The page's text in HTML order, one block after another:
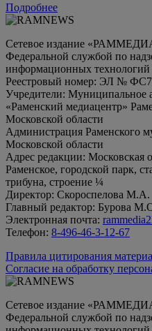
Подробнее
Сетевое издание
Федеральной службой по
информационных
Реестровый номер: ЭЛ №
Учредители: Муниципальное
«Раменский медиацентр»
Московской области
Администрация Раменского
Московской области
Адрес редакции: Московская
Раменское, городской парк,
трибуна, строение ¼
Директор: Скороспелова М.А.
Главный редактор: Бурова
Электронная почта:
Телефон: 8-496-46-3-12-67
Правила цитирования
Согласие на обработку
Сетевое издание
Федеральной службой по